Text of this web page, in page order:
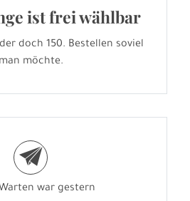
ist frei wählbar
doch 150. Bestellen soviel
man möchte.
e
war gestern